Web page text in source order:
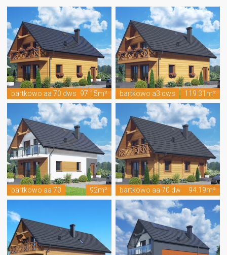
bartkowo aa 70 dws 97.15m² bartkowo a3 dws 119.31m²
bartkowo aa 70 92m² bartkowo aa 70 dw 94.19m²